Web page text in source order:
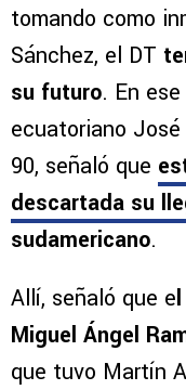
tomando como
Sánchez, el DT
su futuro. En
ecuatoriano
90, señaló que
descartada su
sudamericano.
Allí, señaló que e
Miguel Ángel
que tuvo Martín